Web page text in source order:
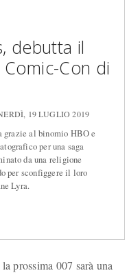
debutta il
Con di
19 LUGLIO 2019
al binomio HBO e
per una saga
da una religione
per sconfiggere il loro
Lyra.
prossima 007 sarà una